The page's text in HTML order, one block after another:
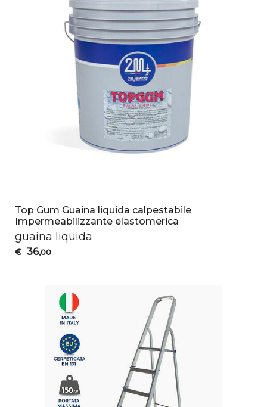
Top Gum Guaina liquida calpestabile
Impermeabilizzante elastomerica
guaina liquida
€ 36,00